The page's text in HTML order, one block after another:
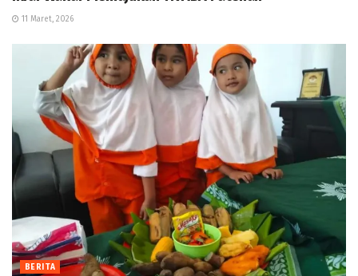
11 Maret, 2026
BERITA